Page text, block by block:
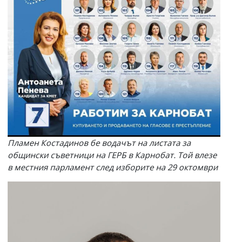
Пламен Костадинов бе водачът на листата за
общински съветници на ГЕРБ в Карнобат. Той влезе
в местния парламент след изборите на 29 октомври